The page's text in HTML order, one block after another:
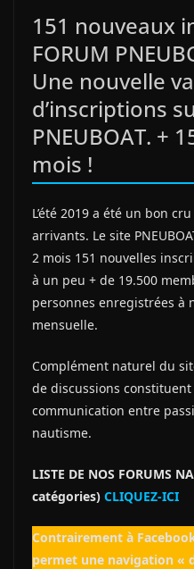
151 nouveaux
FORUM
Une nouvelle
d’inscriptions
PNEUBOAT. +
mois !
L’été 2019 a été un bon
arrivants. Le site
2 mois 151 nouvelles
à un peu + de 19.500
personnes enregistrées à
mensuelle.
Complément naturel du
de discussions
communication entre
nautisme.
LISTE DE NOS FORUMS
catégories) CLIQUEZ-ICI
Contrairement à
permet une navigation «